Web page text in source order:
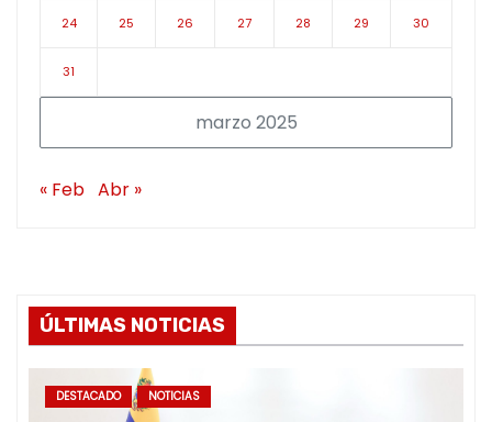
marzo 2025
24 25 26 27 28 29 30
31
« Feb Abr »
ÚLTIMAS NOTICIAS
DESTACADO NOTICIAS